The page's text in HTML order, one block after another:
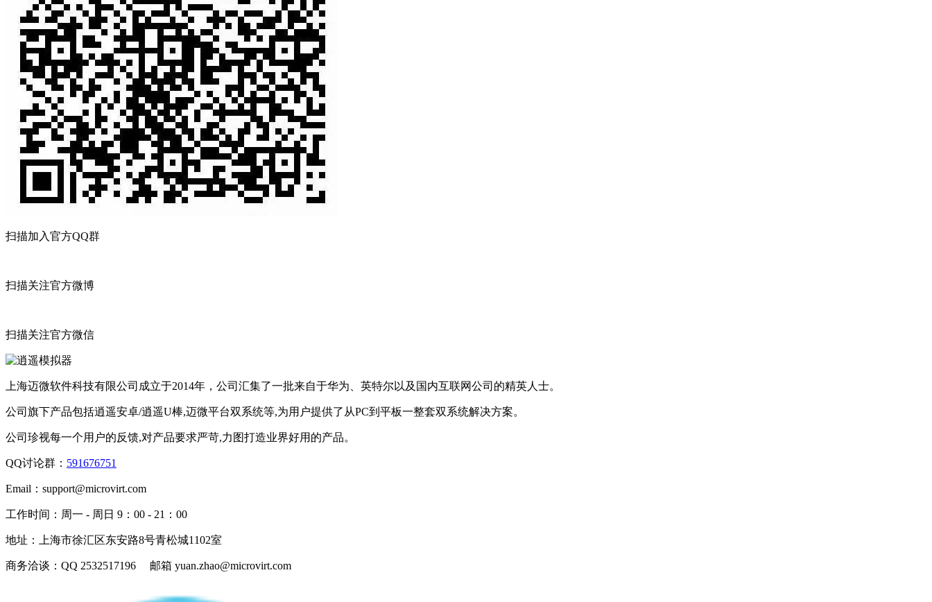
扫描加入官方QQ群
扫描关注官方微博
扫描关注官方微信
上海迈微软件科技有限公司成立于2014年，公司汇集了一批来自于华为、英特尔以及国内互联网公司的精英人士。
公司旗下产品包括逍遥安卓/逍遥U棒,迈微平台双系统等,为用户提供了从PC到平板一整套双系统解决方案。
公司珍视每一个用户的反馈,对产品要求严苛,力图打造业界好用的产品。
QQ讨论群： 591676751
Email： support@microvirt.com
工作时间： 周一 - 周日 9：00 - 21：00
地址： 上海市徐汇区东安路8号青松城1102室
商务洽谈： QQ 2532517196 邮箱 yuan.zhao@microvirt.com